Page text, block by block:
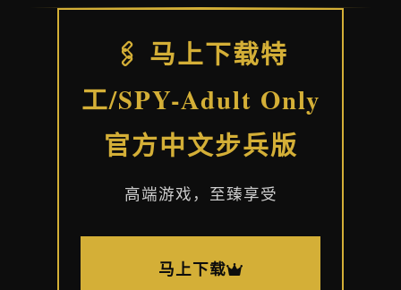
🖇️ 马上下载特
工/SPY-Adult Only
官方中文步兵版
高端游戏，至臻享受
马上下载